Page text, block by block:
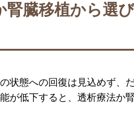
臓移植から選
状態への回復は見込めず、
が低下すると、透析療法か